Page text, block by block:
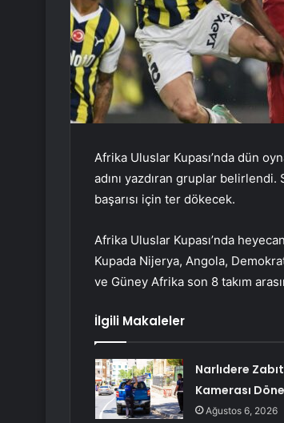
Afrika Uluslar Kupası’nda dün
adını yazdıran gruplar
başarısı için ter dökecek.
Afrika Uluslar Kupası’nda
Kupada Nijerya, Angola,
ve Güney Afrika son 8 takım
İlgili Makaleler
Narlıdere
Kamerası
Ağustos 6, 2026